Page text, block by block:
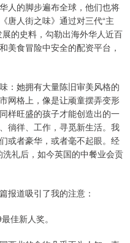
人的脚步遍布全球，他们也将
唐人街之味》通过对三代“主
的史料，勾勒出海外华人近百
美食冒险中安全的配资平台，
：她拥有大量陈旧审美风格的
网格上，像是让顽童摆弄变形
样旺盛的孩子才能创造出的一
徜徉、工作，寻觅新生活。我
或者豪华，或者毫不起眼。经
洗礼后，如今英国的中餐业会贡
报道吸引了我的注意：
佳新人奖。